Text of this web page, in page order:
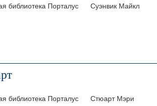
библиотека Порталус Суэнвик Майкл
библиотека Порталус Стюарт Мэри